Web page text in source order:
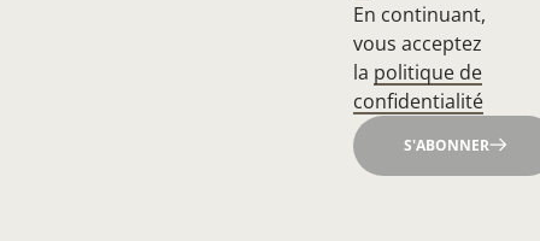
En continuant,
vous acceptez
la politique de
confidentialité
S'ABONNER